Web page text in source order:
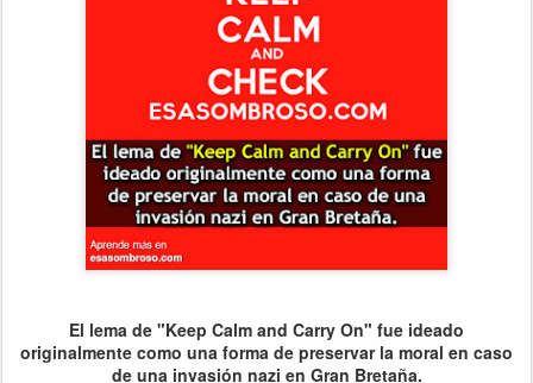
El lema de "Keep Calm and Carry On" fue ideado
originalmente como una forma de preservar la moral en caso
de una invasión nazi en Gran Bretaña.